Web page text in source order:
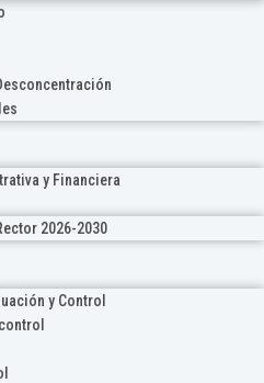
y Financiera
2026-2030
y Control